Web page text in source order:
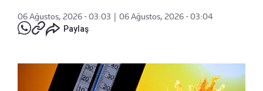
06 Ağustos, 2026 - 03:03
06 Ağustos, 2026 - 03:04
Paylaş